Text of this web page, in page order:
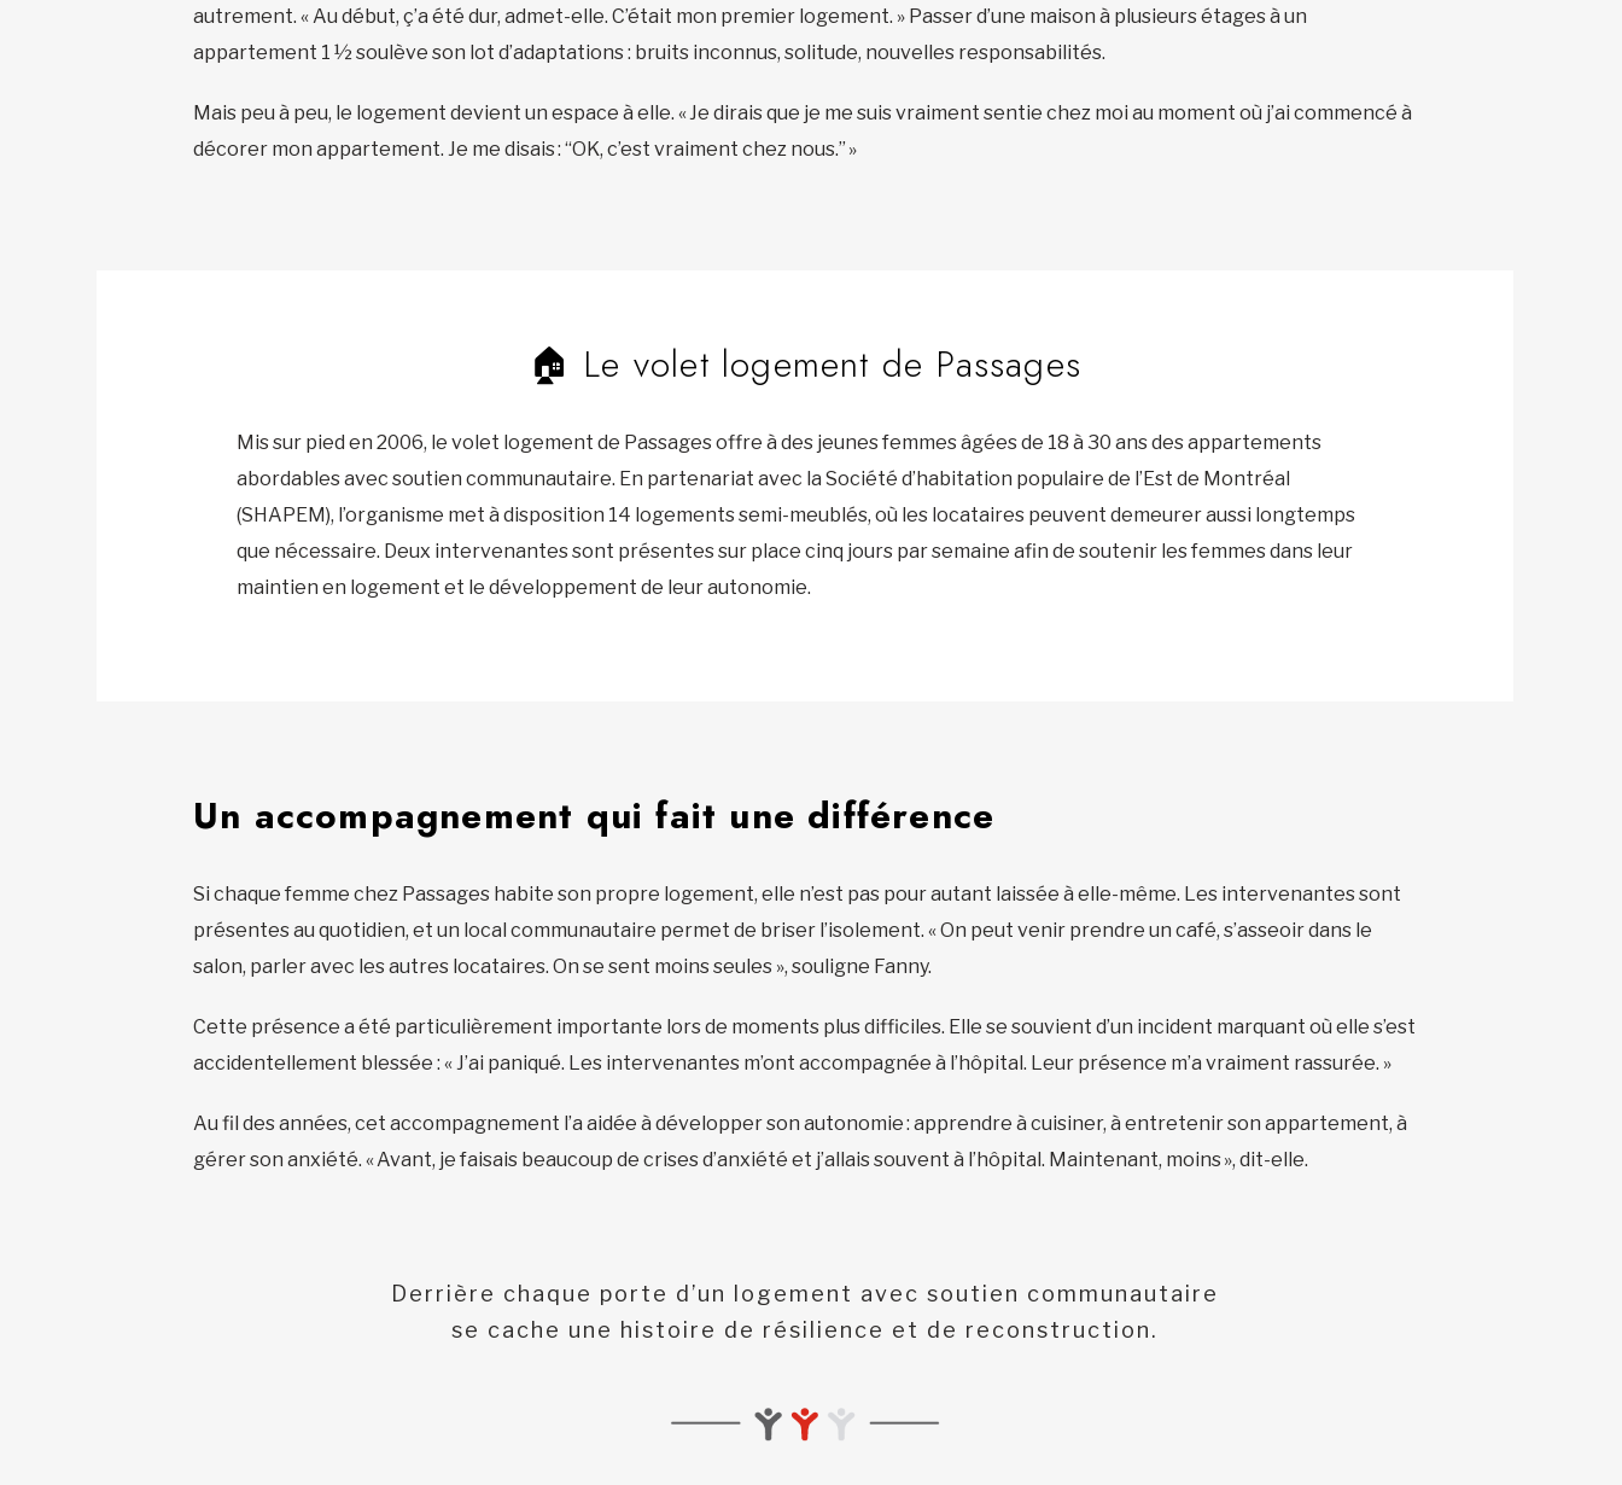
autrement. « Au début, ç’a été dur, admet-elle. C’était mon premier logement. » Passer d’une maison à plusieurs étages à un
appartement 1 ½ soulève son lot d’adaptations : bruits inconnus, solitude, nouvelles responsabilités.
Mais peu à peu, le logement devient un espace à elle. « Je dirais que je me suis vraiment sentie chez moi au moment où j’ai commencé à
décorer mon appartement. Je me disais : “OK, c’est vraiment chez nous.” »
🏠 Le volet logement de Passages
Mis sur pied en 2006, le volet logement de Passages offre à des jeunes femmes âgées de 18 à 30 ans des appartements
abordables avec soutien communautaire. En partenariat avec la Société d’habitation populaire de l’Est de Montréal
(SHAPEM), l’organisme met à disposition 14 logements semi-meublés, où les locataires peuvent demeurer aussi longtemps
que nécessaire. Deux intervenantes sont présentes sur place cinq jours par semaine afin de soutenir les femmes dans leur
maintien en logement et le développement de leur autonomie.
Un accompagnement qui fait une différence
Si chaque femme chez Passages habite son propre logement, elle n’est pas pour autant laissée à elle-même. Les intervenantes sont
présentes au quotidien, et un local communautaire permet de briser l’isolement. « On peut venir prendre un café, s’asseoir dans le
salon, parler avec les autres locataires. On se sent moins seules », souligne Fanny.
Cette présence a été particulièrement importante lors de moments plus difficiles. Elle se souvient d’un incident marquant où elle s’est
accidentellement blessée : « J’ai paniqué. Les intervenantes m’ont accompagnée à l’hôpital. Leur présence m’a vraiment rassurée. »
Au fil des années, cet accompagnement l’a aidée à développer son autonomie : apprendre à cuisiner, à entretenir son appartement, à
gérer son anxiété. « Avant, je faisais beaucoup de crises d’anxiété et j’allais souvent à l’hôpital. Maintenant, moins », dit-elle.
Derrière chaque porte d’un logement avec soutien communautaire
se cache une histoire de résilience et de reconstruction.